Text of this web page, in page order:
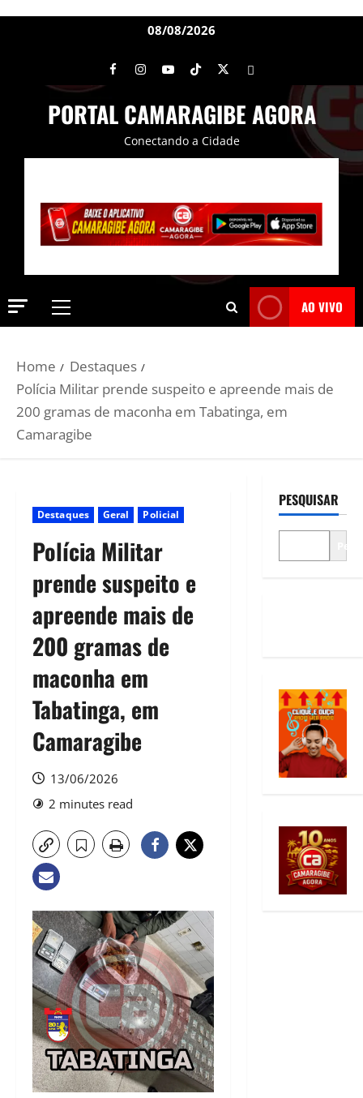
08/08/2026
PORTAL CAMARAGIBE AGORA
Conectando a Cidade
AO VIVO
Home
Destaques
Polícia Militar prende suspeito e apreende mais de
200 gramas de maconha em Tabatinga, em
Camaragibe
Destaques Geral Policial
Polícia Militar
prende suspeito e
apreende mais de
200 gramas de
maconha em
Tabatinga, em
Camaragibe
13/06/2026
2 minutes read
PESQUISAR